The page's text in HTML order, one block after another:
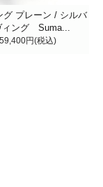
グ プレーン / シルバ
ィング Suma...
円(税込)